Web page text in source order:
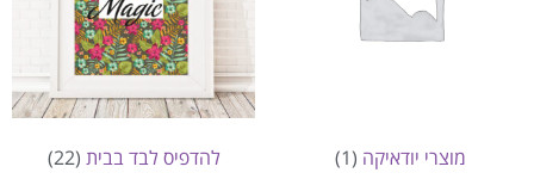
מוצרי יודאיקה (1) להדפיס לבד בבית (22)